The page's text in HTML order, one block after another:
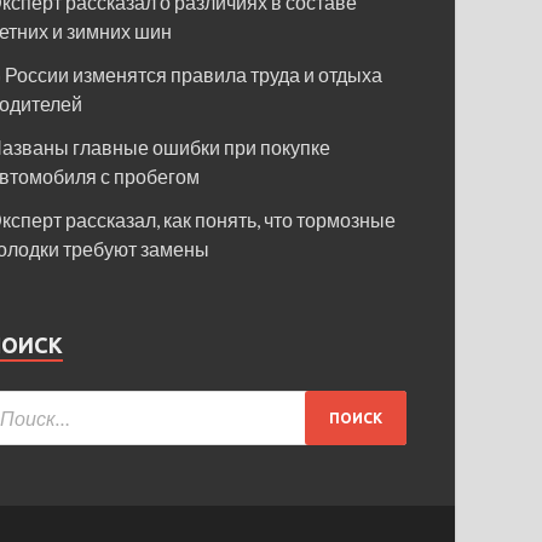
и зимних шин
России изменятся правила труда и отдыха
главные ошибки при покупке
с пробегом
рассказал, как понять, что тормозные
требуют замены